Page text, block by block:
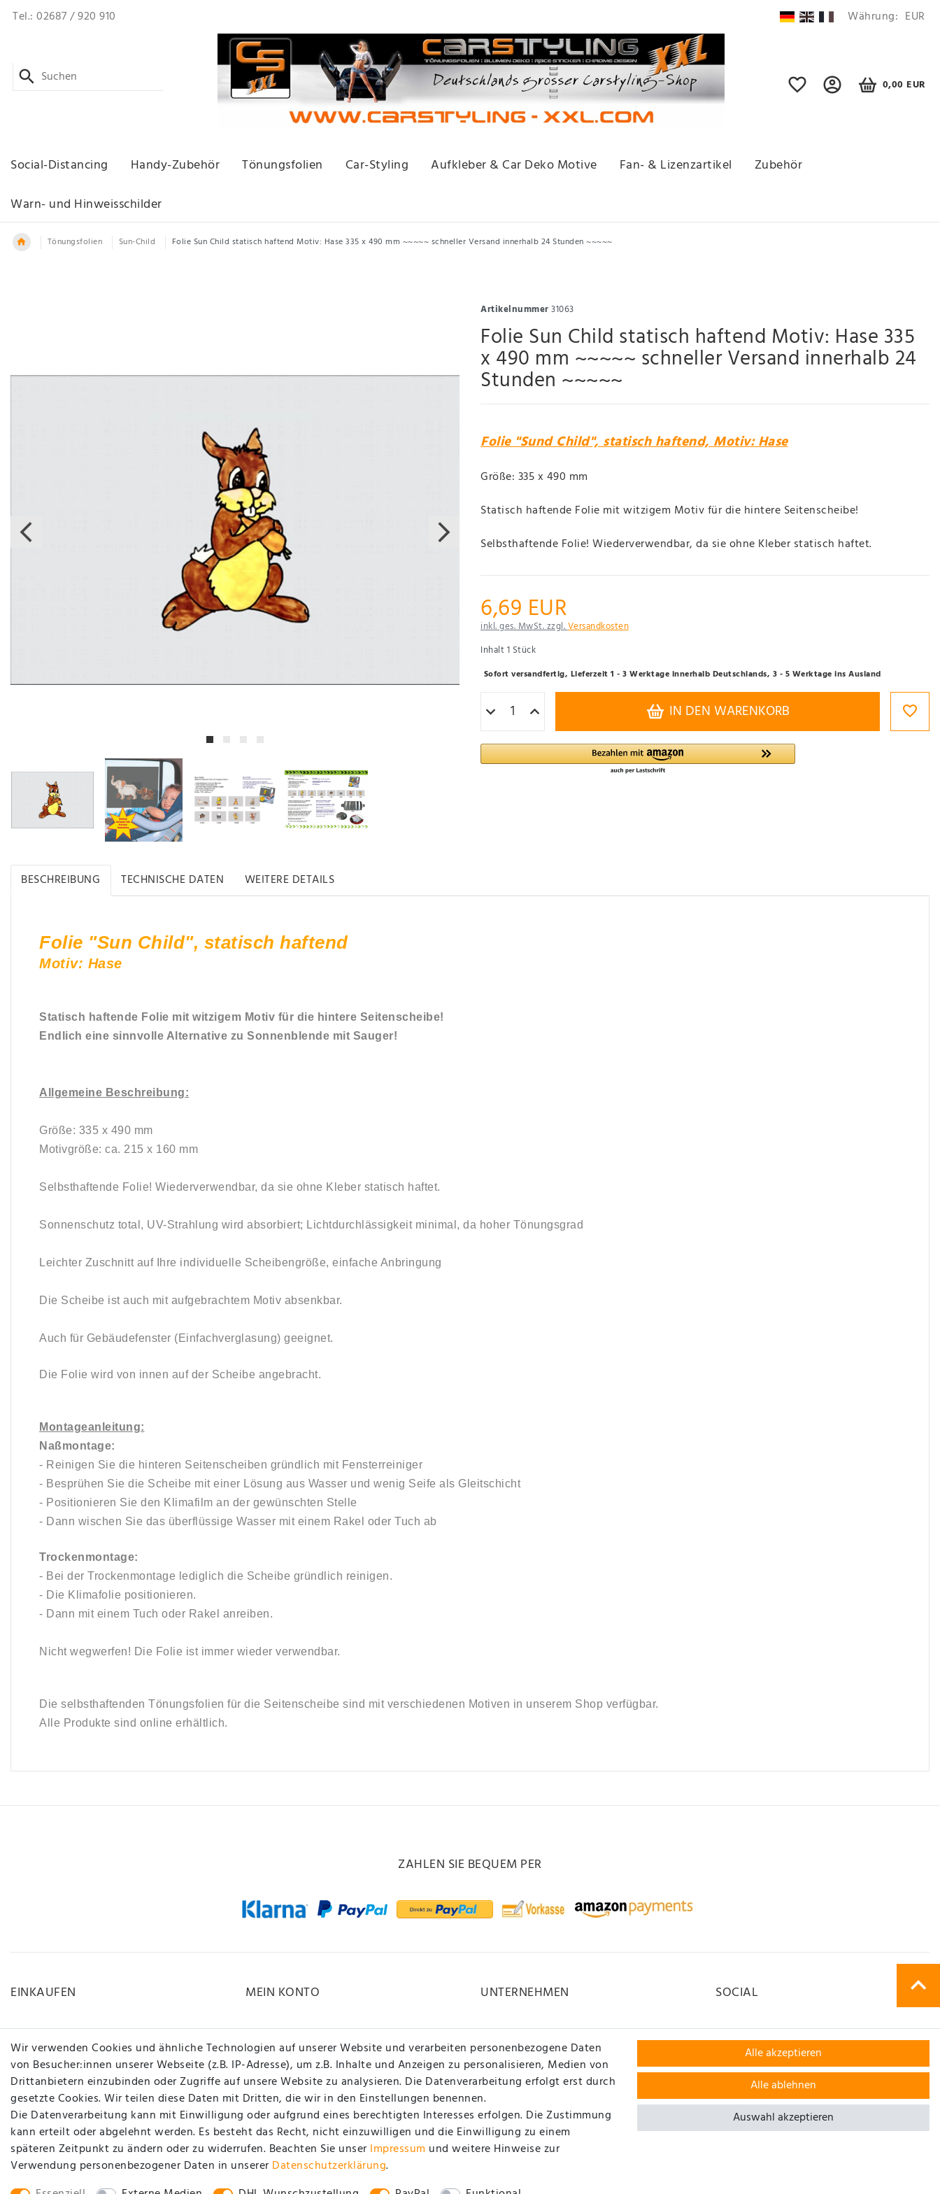
Tel.: 02687 / 920 910 Währung: EUR
0,00 EUR
Social-Distancing Handy-Zubehör Tönungsfolien Car-Styling Aufkleber & Car Deko Motive Fan- & Lizenzartikel
Zubehör
Warn- und Hinweisschilder
Tönungsfolien Sun-Child Folie Sun Child statisch haftend Motiv: Hase 335 x 490 mm ~~~~~ schneller Versand innerhalb 24 Stunden ~~~~~
Artikelnummer31063
Folie Sun Child statisch haftend Motiv: Hase 335
x 490 mm ~~~~~ schneller Versand innerhalb 24
Stunden ~~~~~
Folie "Sund Child", statisch haftend, Motiv: Hase
Größe: 335 x 490 mm
Statisch haftende Folie mit witzigem Motiv für die hintere Seitenscheibe!
Selbsthaftende Folie! Wiederverwendbar, da sie ohne Kleber statisch haftet.
6,69 EUR
inkl. ges. MwSt. zzgl.Versandkosten
Inhalt1 Stück
Sofort versandfertig, Lieferzeit 1 - 3 Werktage innerhalb Deutschlands, 3 - 5 Werktage ins Ausland
IN DEN WARENKORB
BESCHREIBUNG TECHNISCHE DATEN WEITERE DETAILS
Folie "Sun Child", statisch haftend
Motiv: Hase
Statisch haftende Folie mit witzigem Motiv für die hintere Seitenscheibe!
Endlich eine sinnvolle Alternative zu Sonnenblende mit Sauger!
Allgemeine Beschreibung:
Größe: 335 x 490 mm
Motivgröße: ca. 215 x 160 mm
Selbsthaftende Folie! Wiederverwendbar, da sie ohne Kleber statisch haftet.
Sonnenschutz total, UV-Strahlung wird absorbiert; Lichtdurchlässigkeit minimal, da hoher Tönungsgrad
Leichter Zuschnitt auf Ihre individuelle Scheibengröße, einfache Anbringung
Die Scheibe ist auch mit aufgebrachtem Motiv absenkbar.
Auch für Gebäudefenster (Einfachverglasung) geeignet.
Die Folie wird von innen auf der Scheibe angebracht.
Montageanleitung:
Naßmontage:
- Reinigen Sie die hinteren Seitenscheiben gründlich mit Fensterreiniger
- Besprühen Sie die Scheibe mit einer Lösung aus Wasser und wenig Seife als Gleitschicht
- Positionieren Sie den Klimafilm an der gewünschten Stelle
- Dann wischen Sie das überflüssige Wasser mit einem Rakel oder Tuch ab
Trockenmontage:
- Bei der Trockenmontage lediglich die Scheibe gründlich reinigen.
- Die Klimafolie positionieren.
- Dann mit einem Tuch oder Rakel anreiben.
Nicht wegwerfen! Die Folie ist immer wieder verwendbar.
Die selbsthaftenden Tönungsfolien für die Seitenscheibe sind mit verschiedenen Motiven in unserem Shop verfügbar.
Alle Produkte sind online erhältlich.
ZAHLEN SIE BEQUEM PER
EINKAUFEN
Versandarten & -kosten
Widerrufsrecht
Hilfe
www.carstyling-xxl.com
Vertrag widerrufen
MEIN KONTO
Login
UNTERNEHMEN
Datenschutzerklärung
AGB / Kundeninformationen
Impressum
SOCIAL
Wir verwenden Cookies und ähnliche Technologien auf unserer Website und verarbeiten personenbezogene Daten
von Besucher:innen unserer Webseite (z.B. IP-Adresse), um z.B. Inhalte und Anzeigen zu personalisieren, Medien von
Drittanbietern einzubinden oder Zugriffe auf unsere Website zu analysieren. Die Datenverarbeitung erfolgt erst durch
gesetzte Cookies. Wir teilen diese Daten mit Dritten, die wir in den Einstellungen benennen.
Die Datenverarbeitung kann mit Einwilligung oder aufgrund eines berechtigten Interesses erfolgen. Die Zustimmung
kann erteilt oder abgelehnt werden. Es besteht das Recht, nicht einzuwilligen und die Einwilligung zu einem
späteren Zeitpunkt zu ändern oder zu widerrufen. Beachten Sie unser Impressum und weitere Hinweise zur
Verwendung personenbezogener Daten in unserer Daten­schutz­erklärung.
Alle akzeptieren
Alle ablehnen
Auswahl akzeptieren